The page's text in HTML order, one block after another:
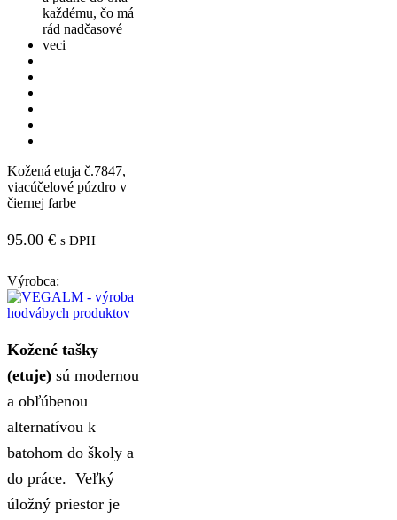
Kožená etuja č.7847,
viacúčelové púzdro v
čiernej farbe
95.00 € s DPH
Výrobca:
Kožené tašky
(etuje) sú modernou
a obľúbenou
alternatívou k
batohom do školy a
do práce. Veľký
úložný priestor je